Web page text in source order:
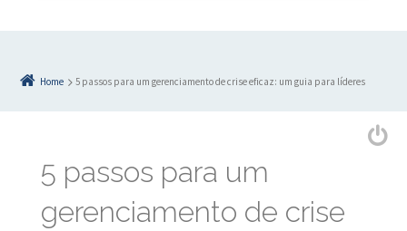
Home 5 passos para um gerenciamento de crise eficaz: um guia para líderes
5 passos para um
gerenciamento de crise